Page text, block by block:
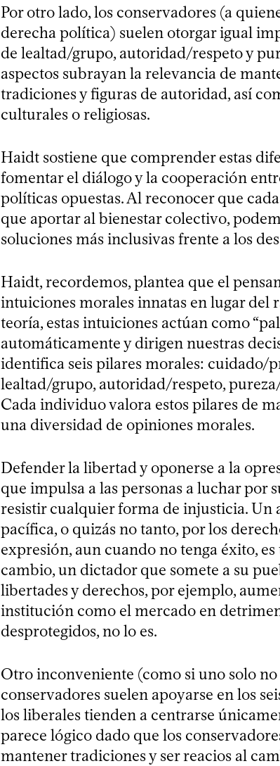
Por otro lado, los conservadores (a
derecha política) suelen otorgar igual
de lealtad/grupo, autoridad/respeto y
aspectos subrayan la relevancia de
tradiciones y figuras de autoridad, así
culturales o religiosas.
Haidt sostiene que comprender estas
fomentar el diálogo y la cooperación
políticas opuestas. Al reconocer que
que aportar al bienestar colectivo,
soluciones más inclusivas frente a los
Haidt, recordemos, plantea que el
intuiciones morales innatas en lugar del
teoría, estas intuiciones actúan como
automáticamente y dirigen nuestras
identifica seis pilares morales: cuidado/
lealtad/grupo, autoridad/respeto,
Cada individuo valora estos pilares de
una diversidad de opiniones morales.
Defender la libertad y oponerse a la
que impulsa a las personas a luchar por
resistir cualquier forma de injusticia. Un
pacífica, o quizás no tanto, por los
expresión, aun cuando no tenga éxito,
cambio, un dictador que somete a su
libertades y derechos, por ejemplo,
institución como el mercado en
desprotegidos, no lo es.
Otro inconveniente (como si uno solo no
conservadores suelen apoyarse en los
los liberales tienden a centrarse
parece lógico dado que los
mantener tradiciones y ser reacios al